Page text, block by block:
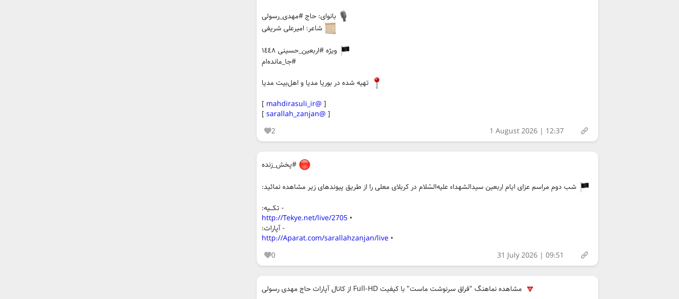
بانوای: حاج #مهدی_رسولی
شاعر: امیرعلی شریفی
ویژه #اربعین_حسینی ١٤٤٨
#جا_مانده‌ام
تهیه شده در بوریا مدیا و اهل‌بیت مدیا
[
@mahdirasuli_ir
]
[
@sarallah_zanjan
]
2
1 August 2026 | 12:37
#پخش_زنده
شب دوم مراسم عزای ایام اربعین سیدالشهداء علیه‌السّلام در کربلای معلی را از طریق پیوندهای زیر مشاهده نمائید:
- تکـــیه:
•
http://Tekye.net/live/2705
- آپارات:
•
http://Aparat.com/sarallahzanjan/live
0
31 July 2026 | 09:51
مشاهده نماهنگ "فراق سرنوشت ماست" با کیفیت Full-HD از کانال آپارات حاج مهدی رسولی